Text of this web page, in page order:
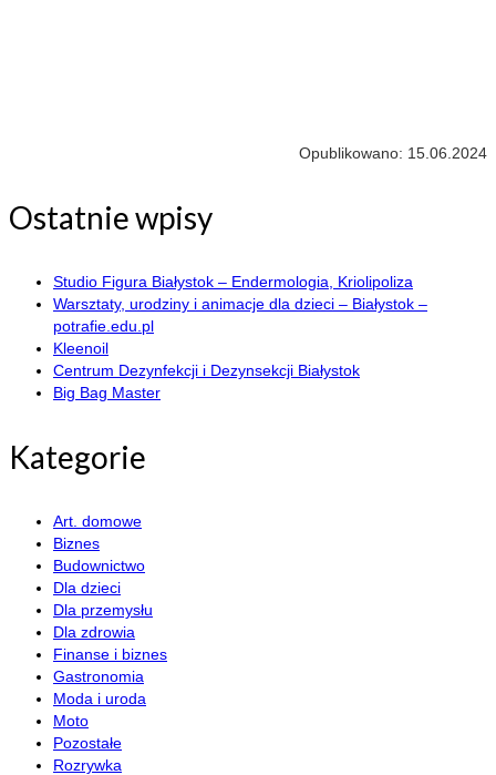
Opublikowano: 15.06.2024
Ostatnie wpisy
Studio Figura Białystok – Endermologia, Kriolipoliza
Warsztaty, urodziny i animacje dla dzieci – Białystok –
potrafie.edu.pl
Kleenoil
Centrum Dezynfekcji i Dezynsekcji Białystok
Big Bag Master
Kategorie
Art. domowe
Biznes
Budownictwo
Dla dzieci
Dla przemysłu
Dla zdrowia
Finanse i biznes
Gastronomia
Moda i uroda
Moto
Pozostałe
Rozrywka